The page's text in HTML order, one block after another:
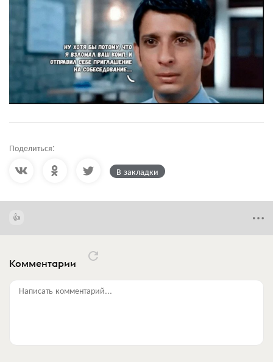
Поделиться:
В закладки
Комментарии
Написать комментарий...